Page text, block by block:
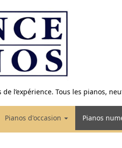
de l’expérience. Tous les pianos,
Pianos d'occasion Pianos